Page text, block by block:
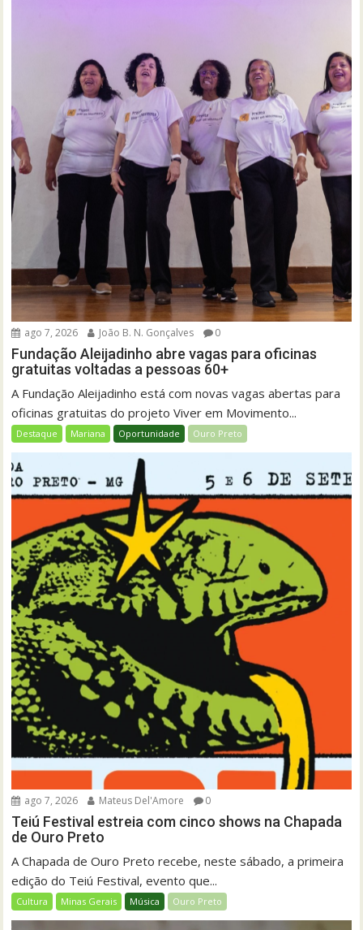
ago 7, 2026 João B. N. Gonçalves 0
Fundação Aleijadinho abre vagas para oficinas
gratuitas voltadas a pessoas 60+
A Fundação Aleijadinho está com novas vagas abertas para
oficinas gratuitas do projeto Viver em Movimento...
Destaque Mariana Oportunidade Ouro Preto
ago 7, 2026 Mateus Del'Amore 0
Teiú Festival estreia com cinco shows na Chapada
de Ouro Preto
A Chapada de Ouro Preto recebe, neste sábado, a primeira
edição do Teiú Festival, evento que...
Cultura Minas Gerais Música Ouro Preto